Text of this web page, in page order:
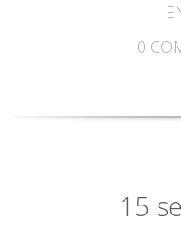
0
15